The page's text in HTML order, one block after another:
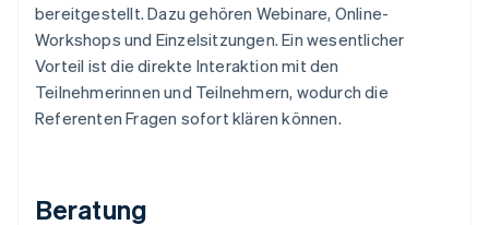
bereitgestellt. Dazu gehören Webinare, Online-
Workshops und Einzelsitzungen. Ein wesentlicher
Vorteil ist die direkte Interaktion mit den
Teilnehmerinnen und Teilnehmern, wodurch die
Referenten Fragen sofort klären können.
Beratung